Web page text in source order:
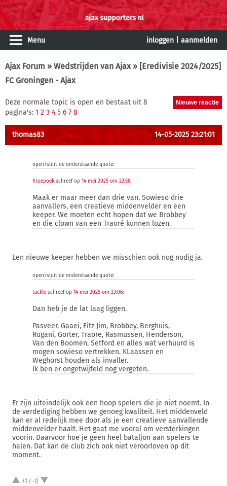
Menu inloggen aanmelden
Ajax Forum » Wedstrijden van Ajax» [Eredivisie 2024/2025]
FC Groningen - Ajax
Deze normale topic is open en bestaat uit 8
pagina's: 1 2 3 4 5 6 7 8
thomas83 14-05-2025 23:21:01
open/sluit de onderstaande quote:
Kroepoek schreef op 14 mei 2025 om 22:56:
Maak er maar meer dan drie van. Sowieso drie
aanvallers, een creatieve middenvelder en een
keeper. We moeten echt hopen dat we Brobbey
en die clown van een Traoré kunnen lozen.
Een nieuwe keeper hebben we misschien ook nog nodig ja.
open/sluit de onderstaande quote:
tackle schreef op 14 mei 2025 om 23:06:
Dan heb je de lat laag liggen.
Pasveer, Gaaei, Fitz Jim, Brobbey, Berghuis,
Rugani, Gorter, Traore, Rasmussen, Henderson,
Van den Boomen, Setford en alles wat verhuurd is
mogen sowieso vertrekken. KLaassen en
Weghorst houden als invaller.
Ik ben er ongetwijfeld nog vergeten.
Er zijn uiteindelijk ook een hoop spelers die je niet noemt. In
de verdediging hebben we genoeg kwaliteit. Het middenveld
kan er al redelijk mee door als je een creatieve aanvallende
middenvelder haalt. Het gaat me vooral om versterkingen
voorin. Daarvoor hoe je geen heel bataljon aan spelers te
halen. Dat kan de club zich ook niet veroorloven op dit
moment.
+1/-0